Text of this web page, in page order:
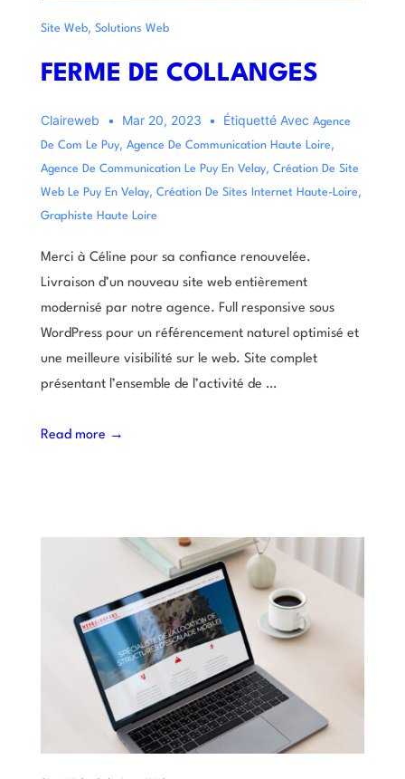
Site Web, Solutions Web
FERME DE COLLANGES
Claireweb Mar 20, 2023 Étiquetté AvecAgence
De Com Le Puy, Agence De Communication Haute Loire,
Agence De Communication Le Puy En Velay, Création De Site
Web Le Puy En Velay, Création De Sites Internet Haute-Loire,
Graphiste Haute Loire
Merci à Céline pour sa confiance renouvelée.
Livraison d’un nouveau site web entièrement
modernisé par notre agence. Full responsive sous
WordPress pour un référencement naturel optimisé et
une meilleure visibilité sur le web. Site complet
présentant l’ensemble de l’activité de …
Read more →